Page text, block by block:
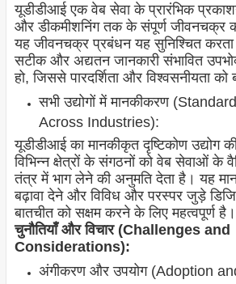
यूडीडीआई एक वेब सेवा के प्रारंभिक
और डीकमीशनिंग तक के संपूर्ण जीवनचक्र
यह जीवनचक्र प्रबंधन यह सुनिश्चित
सटीक और अद्यतन जानकारी संभावित
हो, जिससे पारदर्शिता और विश्वसनीयता को
सभी उद्योगों में मानकीकरण
Across Industries):
यूडीडीआई का मानकीकृत दृष्टिकोण उद्योग
विभिन्न क्षेत्रों के संगठनों को वेब सेवाओं के
तंत्र में भाग लेने की अनुमति देता है। यह
बढ़ावा देने और विविध और परस्पर जुड़े
बातचीत को सक्षम करने के लिए महत्वपूर्ण है।
चुनौतियाँ और विचार (Challenges and
Considerations):
अंगीकरण और उपयोग (Adoption